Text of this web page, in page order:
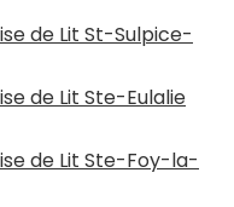
de Lit St-Sulpice-
de Lit Ste-Eulalie
de Lit Ste-Foy-la-